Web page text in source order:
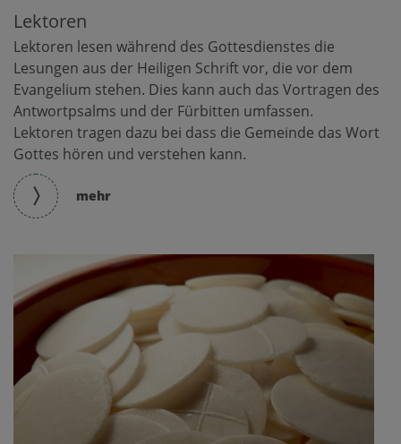
Lektoren
Lektoren lesen während des Gottesdienstes die
Lesungen aus der Heiligen Schrift vor, die vor dem
Evangelium stehen. Dies kann auch das Vortragen des
Antwortpsalms und der Fürbitten umfassen.
Lektoren tragen dazu bei dass die Gemeinde das Wort
Gottes hören und verstehen kann.
mehr